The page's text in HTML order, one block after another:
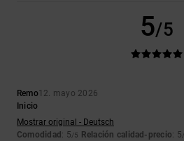
5/5
Remo12. mayo 2026
Inicio
Mostrar original - Deutsch
Comodidad : 5/5 Relación calidad-precio: 5